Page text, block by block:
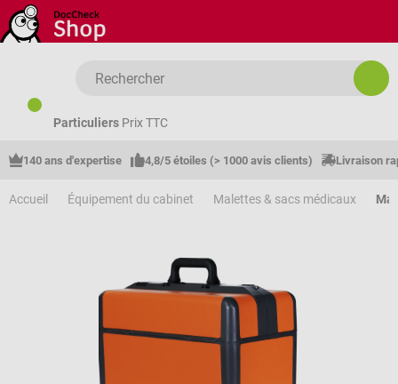
Passer au contenu principal
Particuliers Prix TTC
140 ans d'expertise 4,8/5 étoiles (> 1000 avis clients) Livraison
Accueil Équipement du cabinet Malettes & sacs médicaux